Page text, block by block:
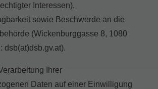
Interessen),
sowie Beschwerde an die
(Wickenburggasse 8, 1080
dsb(at)dsb.gv.at).
Ihrer
Daten auf einer Einwilligung